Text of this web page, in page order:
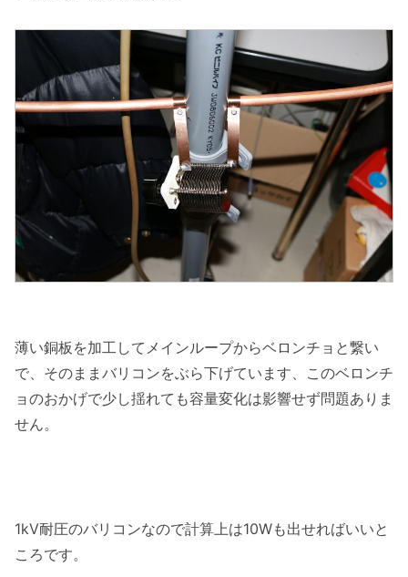
薄い銅板を加工してメインループからベロンチョと繋い
で、そのままバリコンをぶら下げています、このベロンチ
ョのおかげで少し揺れても容量変化は影響せず問題ありま
せん。
1kV耐圧のバリコンなので計算上は10Wも出せればいいと
ころです。